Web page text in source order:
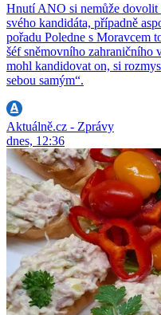
Hnutí ANO si nemůže
svého kandidáta, případně
pořadu Poledne s Moravcem
šéf sněmovního zahraničního
mohl kandidovat on, si
sebou samým“.
Aktuálně.cz - Zprávy
dnes, 12:36